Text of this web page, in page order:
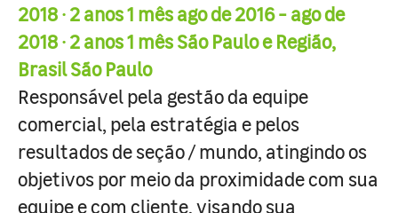
2018 · 2 anos 1 mês ago de 2016 - ago de
2018 · 2 anos 1 mês São Paulo e Região,
Brasil São Paulo
Responsável pela gestão da equipe
comercial, pela estratégia e pelos
resultados de seção / mundo, atingindo os
objetivos por meio da proximidade com sua
equipe e com cliente, visando sua